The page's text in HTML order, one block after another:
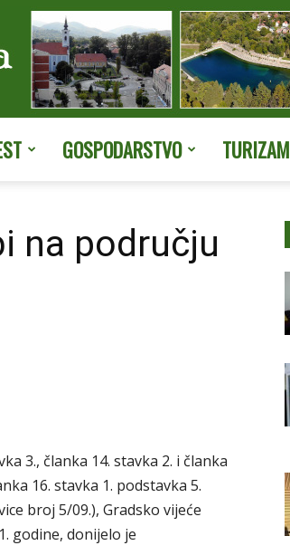
Orahovice
GOSPODARSTVO TURIZAM
na području
3., članka 14. stavka 2. i članka
16. stavka 1. podstavka 5.
broj 5/09.), Gradsko vijeće
godine, donijelo je